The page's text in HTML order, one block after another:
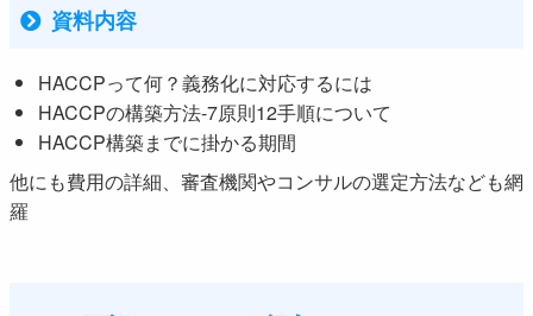
資料内容
HACCPって何？義務化に対応するには
HACCPの構築方法-7原則12手順について
HACCP構築までに掛かる期間
他にも費用の詳細、審査機関やコンサルの選定方法なども網
羅